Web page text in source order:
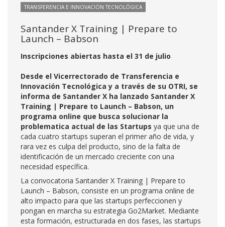
TRANSFERENCIA E INNOVACIÓN TECNOLÓGICA
Santander X Training | Prepare to
Launch – Babson
Inscripciones abiertas hasta el 31 de julio
Desde el Vicerrectorado de Transferencia e
Innovación Tecnológica y a través de su OTRI, se
informa de Santander X ha lanzado Santander X
Training | Prepare to Launch – Babson, un
programa online que busca solucionar la
problematica actual de las Startups ya que una de
cada cuatro startups superan el primer año de vida, y
rara vez es culpa del producto, sino de la falta de
identificación de un mercado creciente con una
necesidad específica.
La convocatoria Santander X Training | Prepare to
Launch – Babson, consiste en un programa online de
alto impacto para que las startups perfeccionen y
pongan en marcha su estrategia Go2Market. Mediante
esta formación, estructurada en dos fases, las startups